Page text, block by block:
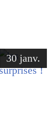
30 janv.